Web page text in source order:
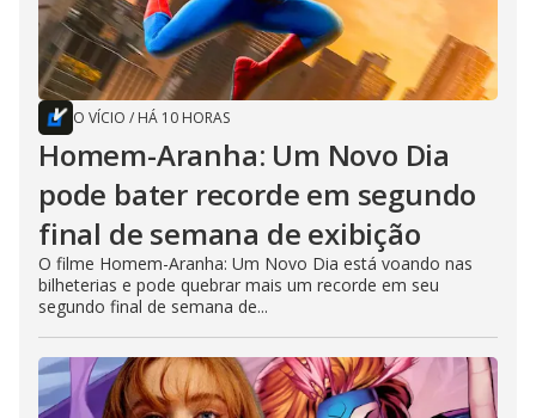
O VÍCIO / HÁ 10 HORAS
Homem-Aranha: Um Novo Dia
pode bater recorde em segundo
final de semana de exibição
O filme Homem-Aranha: Um Novo Dia está voando nas
bilheterias e pode quebrar mais um recorde em seu
segundo final de semana de...